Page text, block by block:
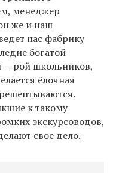
менеджер
же и наш
нас фабрику
богатой
— рой школьников,
ёлочная
к такому
экскурсоводов,
свое дело.